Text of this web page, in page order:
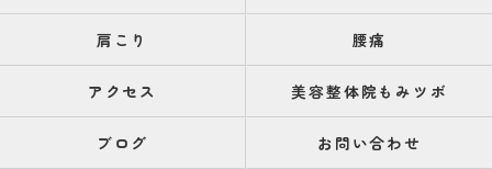
肩こり 腰痛
アクセス 美容整体院もみツボ
ブログ お問い合わせ